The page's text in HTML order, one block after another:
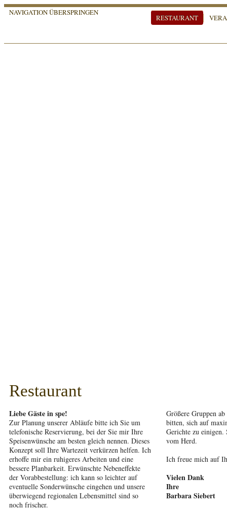
NAVIGATION ÜBERSPRINGEN
RESTAURANT
Restaurant
Liebe Gäste in spe!
Zur Planung unserer Abläufe bitte ich Sie um
telefonische Reservierung, bei der Sie mir Ihre
Speisenwünsche am besten gleich nennen. Dieses
Konzept soll Ihre Wartezeit verkürzen helfen. Ich
erhoffe mir ein ruhigeres Arbeiten und eine
bessere Planbarkeit. Erwünschte Nebeneffekte
der Vorabbestellung: ich kann so leichter auf
eventuelle Sonderwünsche eingehen und unsere
überwiegend regionalen Lebensmittel sind so
noch frischer.
Größere Gruppen
bitten, sich auf
Gerichte zu
vom Herd.
Ich freue mich auf
Vielen Dank
Ihre
Barbara Siebert